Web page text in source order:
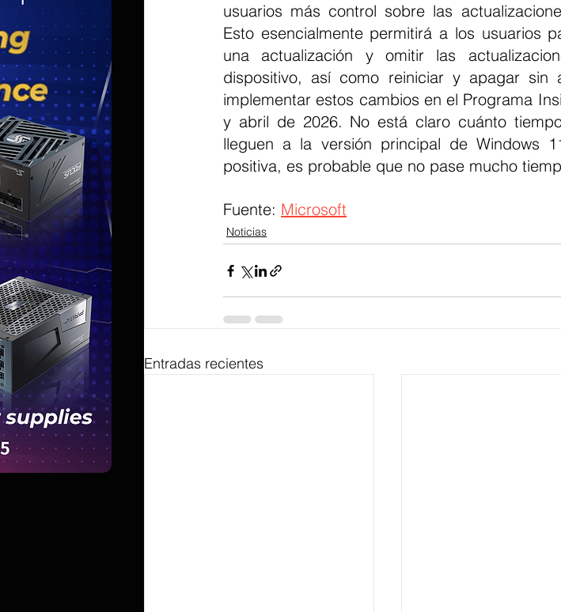
usuarios más control sobre las
Esto esencialmente permitirá a los usuarios
una actualización y omitir las
dispositivo, así como reiniciar y apagar sin
implementar estos cambios en el Programa
y abril de 2026. No está claro cuánto
lleguen a la versión principal de Windows
positiva, es probable que no pase mucho
Fuente: Microsoft
Noticias
Entradas recientes